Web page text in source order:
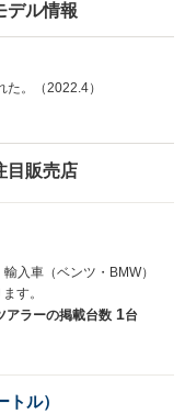
デル情報
。（2022.4）
目販売店
入車（ベンツ・BMW）
す。
アラーの掲載台数 1台
ル）